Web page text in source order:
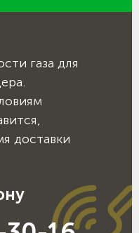
газа для
доставки